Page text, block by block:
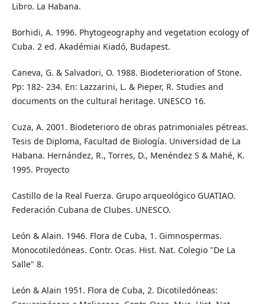
Libro. La Habana.
Borhidi, A. 1996. Phytogeography and vegetation ecology of
Cuba. 2 ed. Akadémiai Kiadó, Budapest.
Caneva, G. & Salvadori, O. 1988. Biodeterioration of Stone.
Pp: 182- 234. En: Lazzarini, L. & Pieper, R. Studies and
documents on the cultural heritage. UNESCO 16.
Cuza, A. 2001. Biodeterioro de obras patrimoniales pétreas.
Tesis de Diploma, Facultad de Biología. Universidad de La
Habana. Hernández, R., Torres, D., Menéndez S & Mahé, K.
1995. Proyecto
Castillo de la Real Fuerza. Grupo arqueológico GUATIAO.
Federación Cubana de Clubes. UNESCO.
León & Alain. 1946. Flora de Cuba, 1. Gimnospermas.
Monocotiledóneas. Contr. Ocas. Hist. Nat. Colegio "De La
Salle" 8.
León & Alain 1951. Flora de Cuba, 2. Dicotiledóneas: